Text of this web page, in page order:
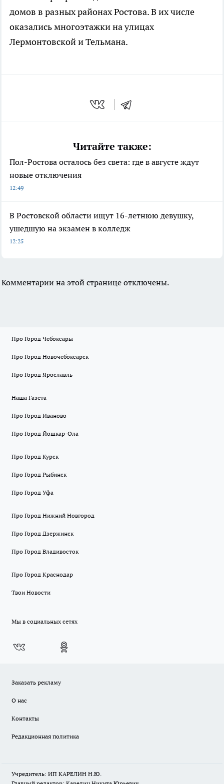
домов в разных районах Ростова. В их числе
оказались многоэтажки на улицах
Лермонтовской и Тельмана.
Читайте также:
Пол-Ростова осталось без света: где в августе ждут
новые отключения
12:49
В Ростовской области ищут 16-летнюю девушку,
ушедшую на экзамен в колледж
12:25
Комментарии на этой странице отключены.
Про Город Чебоксары
Про Город Новочебоксарск
Про Город Ярославль
Наша Газета
Про Город Иваново
Про Город Йошкар-Ола
Про Город Курск
Про Город Рыбинск
Про Город Уфа
Про Город Нижний Новгород
Про Город Дзержинск
Про Город Владивосток
Про Город Краснодар
Твои Новости
Мы в социальных сетях
Заказать рекламу
О нас
Контакты
Редакционная политика
Учредитель: ИП КАРЕЛИН Н.Ю.